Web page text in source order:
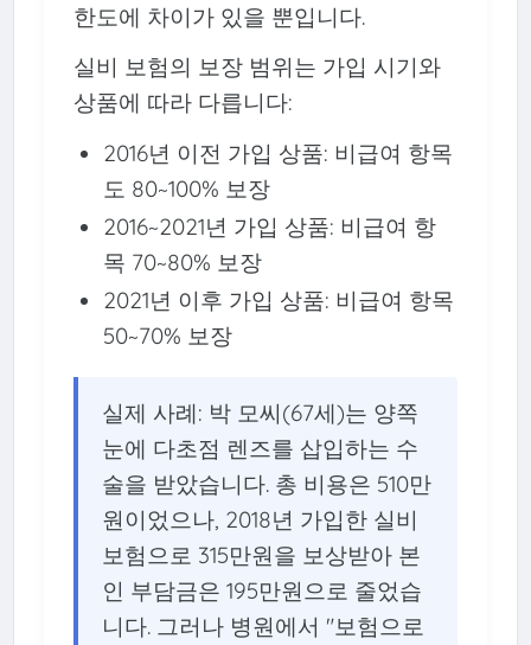
한도에 차이가 있을 뿐입니다.
실비 보험의 보장 범위는 가입 시기와
상품에 따라 다릅니다:
2016년 이전 가입 상품: 비급여 항목
도 80~100% 보장
2016~2021년 가입 상품: 비급여 항
목 70~80% 보장
2021년 이후 가입 상품: 비급여 항목
50~70% 보장
실제 사례: 박 모씨(67세)는 양쪽
눈에 다초점 렌즈를 삽입하는 수
술을 받았습니다. 총 비용은 510만
원이었으나, 2018년 가입한 실비
보험으로 315만원을 보상받아 본
인 부담금은 195만원으로 줄었습
니다. 그러나 병원에서 "보험으로